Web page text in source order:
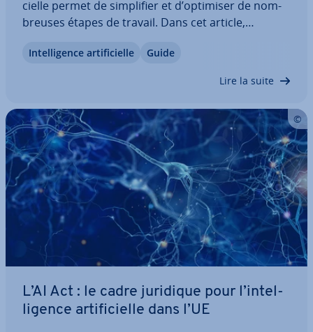
cielle permet de sim­pli­fier et d’optimiser de nom­
breuses étapes de travail. Dans cet article,
prise, les défis liés à son dé­ploie­ment ainsi que les
In­tel­li­gence ar­ti­fi­cielle Guide
Lire la suite
L’AI Act : le cadre juridique pour l’in­tel­
li­gence ar­ti­fi­cielle dans l’UE